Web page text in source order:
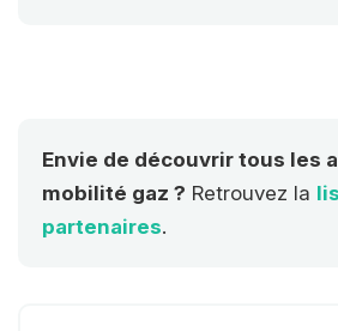
Envie de découvrir tous les
mobilité gaz ? Retrouvez la
partenaires.